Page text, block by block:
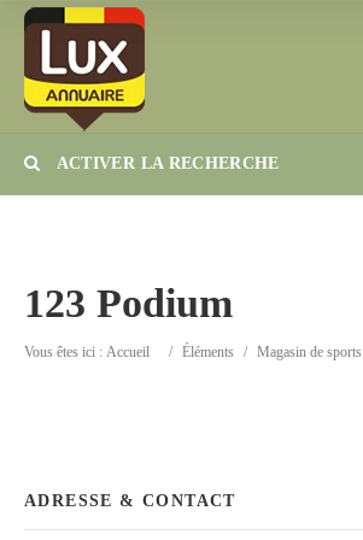
ACTIVER LA RECHERCHE
123 Podium
Vous êtes ici : Accueil / Éléments / Magasin de sports
ADRESSE & CONTACT